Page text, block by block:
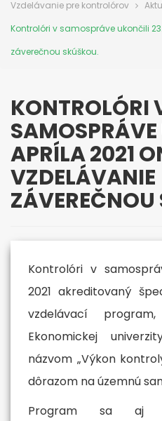
Vzdelávanie pre kontrolórov
Kontrolóri v samospráve ukončili
záverečnou skúškou.
KONTROLÓRI
APRÍLA 2021
VZDELÁVANIE
Kontrolóri v
2021 akreditovaný
vzdelávací
Ekonomickej
názvom „Výkon
dôrazom na územnú
Program sa aj v